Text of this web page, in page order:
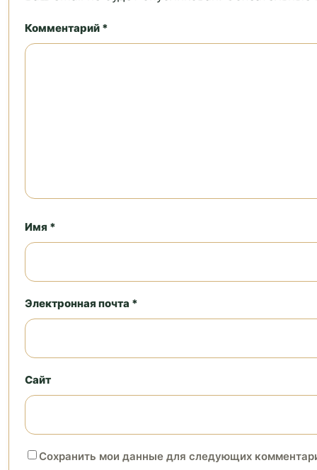
Комментарий *
Имя *
Электронная почта *
Сайт
Сохранить мои данные для следующих